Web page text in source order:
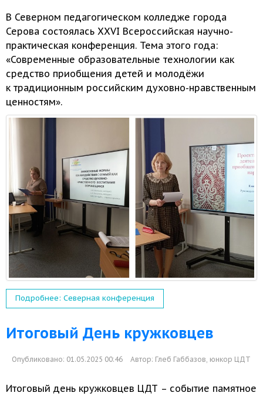
В Северном педагогическом колледже города
Серова состоялась XXVI Всероссийская научно-
практическая конференция. Тема этого года:
«Современные образовательные технологии как
средство приобщения детей и молодёжи
к традиционным российским духовно-нравственным
ценностям».
Подробнее: Северная конференция
Итоговый День кружковцев
Опубликовано: 01.05.2025 00:46 Автор: Глеб Габбазов, юнкор ЦДТ
Итоговый день кружковцев ЦДТ – событие памятное